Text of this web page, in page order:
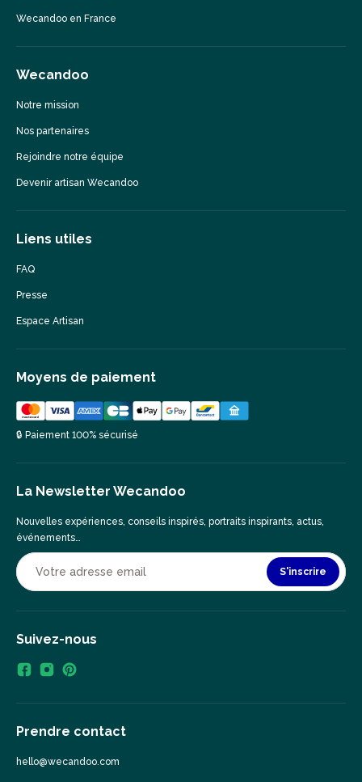
Wecandoo en France
Wecandoo
Notre mission
Nos partenaires
Rejoindre notre équipe
Devenir artisan Wecandoo
Liens utiles
FAQ
Presse
Espace Artisan
Moyens de paiement
🔒 Paiement 100% sécurisé
La Newsletter Wecandoo
Nouvelles expériences, conseils inspirés, portraits inspirants, actus,
événements…
S'inscrire
Suivez-nous
Prendre contact
hello@wecandoo.com